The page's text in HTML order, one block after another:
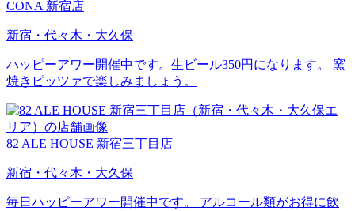
CONA 新宿店
新宿・代々木・大久保
ハッピーアワー開催中です。生ビール350円になります。 窯
焼きピッツァで楽しみましょう。
82 ALE HOUSE 新宿三丁目店
新宿・代々木・大久保
毎日ハッピーアワー開催中です。 アルコール類がお得に飲